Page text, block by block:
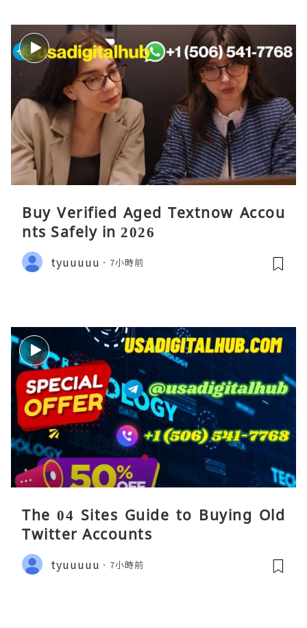
Buy Verified Aged Textnow Accou
nts Safely in 2026
tyuuuuu 7小時前
The 04 Sites Guide to Buying Old
Twitter Accounts
tyuuuuu 7小時前